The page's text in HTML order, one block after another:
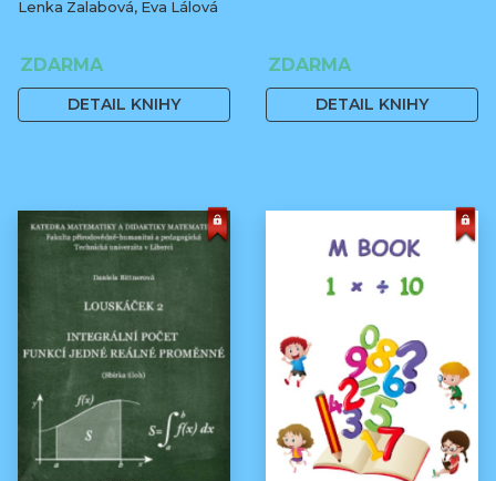
Lenka Zalabová, Eva Lálová
ZDARMA
DETAIL KNIHY
ZDARMA
DETAIL KNIHY